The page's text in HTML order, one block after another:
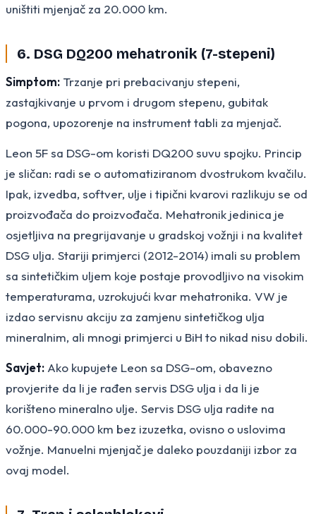
uništiti mjenjač za 20.000 km.
6. DSG DQ200 mehatronik (7-stepeni)
Simptom: Trzanje pri prebacivanju stepeni,
zastajkivanje u prvom i drugom stepenu, gubitak
pogona, upozorenje na instrument tabli za mjenjač.
Leon 5F sa DSG-om koristi DQ200 suvu spojku. Princip
je sličan: radi se o automatiziranom dvostrukom kvačilu.
Ipak, izvedba, softver, ulje i tipični kvarovi razlikuju se od
proizvođača do proizvođača. Mehatronik jedinica je
osjetljiva na pregrijavanje u gradskoj vožnji i na kvalitet
DSG ulja. Stariji primjerci (2012-2014) imali su problem
sa sintetičkim uljem koje postaje provodljivo na visokim
temperaturama, uzrokujući kvar mehatronika. VW je
izdao servisnu akciju za zamjenu sintetičkog ulja
mineralnim, ali mnogi primjerci u BiH to nikad nisu dobili.
Savjet: Ako kupujete Leon sa DSG-om, obavezno
provjerite da li je rađen servis DSG ulja i da li je
korišteno mineralno ulje. Servis DSG ulja radite na
60.000-90.000 km bez izuzetka, ovisno o uslovima
vožnje. Manuelni mjenjač je daleko pouzdaniji izbor za
ovaj model.